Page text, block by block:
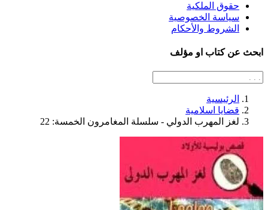
حقوق الملكية
سياسة الخصوصية
الشروط والأحكام
ابحث عن كتاب او مؤلف
الرئيسية
قضايا اسلامية
لغز المهرب الدولي - سلسلة المغامرون الخمسة: 22